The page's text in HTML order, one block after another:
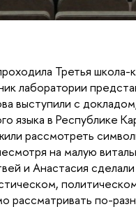
Третья
лаборатории
выступили с
языка в Республике
рассмотреть
на малую
и Анастасия
рассматривать по-